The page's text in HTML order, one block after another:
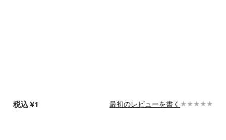
税込¥1 最初のレビューを書く